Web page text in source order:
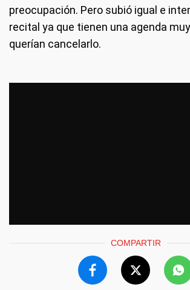
preocupación. Pero subió igual e
recital ya que tienen una agenda
querían cancelarlo.
COMPARTIR